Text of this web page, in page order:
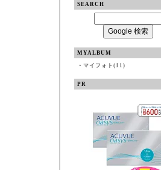
SEARCH
MYALBUM
・ マイフォト(11)
PR